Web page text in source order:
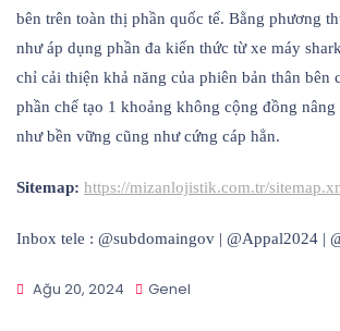
bên trên toàn thị phần quốc tế. Bằng phương
như áp dụng phần đa kiến thức từ xe máy
chỉ cải thiện khả năng của phiên bản thân bên
phần chế tạo 1 khoảng không cộng đồng
như bền vững cũng như cứng cáp hẳn.
Sitemap: https://mizanlojistik.com.tr/
Inbox tele : @subdomaingov | @Appal2024 |
Ağu 20, 2024 Genel